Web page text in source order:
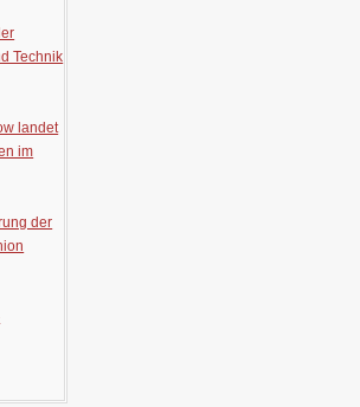
Technik
landet
im
der